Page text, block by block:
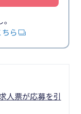
ちら
人票が応募を引